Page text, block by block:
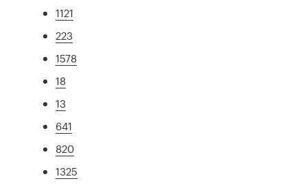
1121
223
1578
18
13
641
820
1325